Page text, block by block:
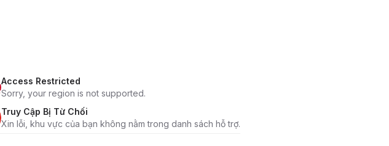
Access Restricted
Sorry, your region is not supported.
Truy Cập Bị Từ Chối
Xin lỗi, khu vực của bạn không nằm trong danh sách hỗ trợ.